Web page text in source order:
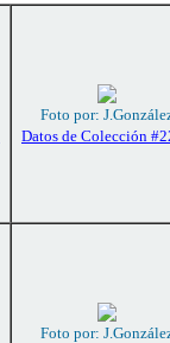
Foto por:
Datos de Colección
Foto por: